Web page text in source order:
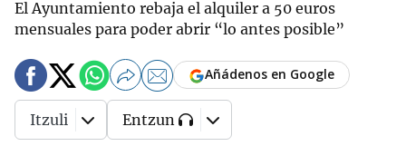
El Ayuntamiento rebaja el alquiler a 50 euros
mensuales para poder abrir “lo antes posible”
Añádenos en Google
Itzuli Entzun